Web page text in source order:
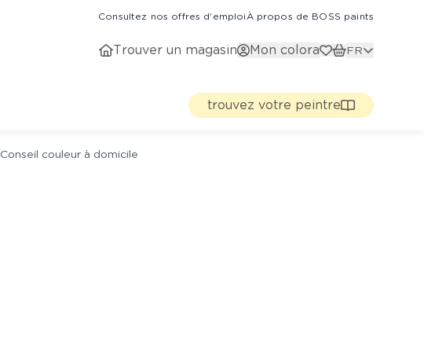
Consultez nos offres d'emploiÀ propos de BOSS paints
Trouver un magasin Mon colora FR
trouvez votre peintre
Conseil couleur à domicile